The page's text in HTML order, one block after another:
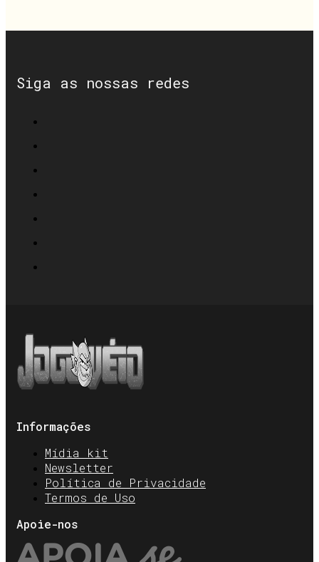
Siga as nossas redes
Informações
Mídia kit
Newsletter
Política de Privacidade
Termos de Uso
Apoie-nos